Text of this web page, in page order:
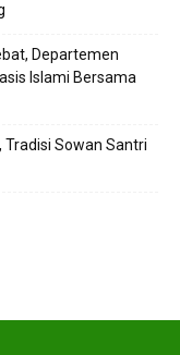
Departemen
Islami Bersama
Sowan Santri